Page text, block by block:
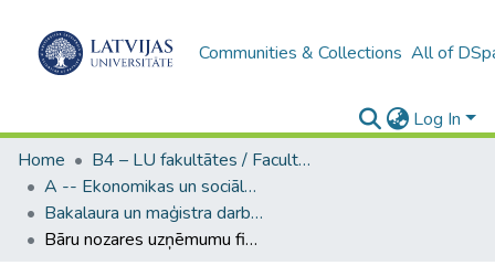
Communities & Collections All of
Log In
Home
B4 – LU fakultātes / Faculties of the UL
A -- Ekonomikas un sociālo zinātņu fakultāte / Faculty of Economics and Social Sciences
Bakalaura un maģistra darbi (ESZF) / Bachelor's and Master's theses
Bāru nozares uzņēmumu finansiālā stāvokļa pilnveidošanas iespējas ekonomiskās krīzes apstākļos